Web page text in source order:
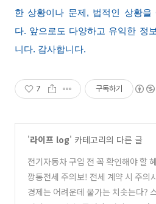
한 상황이나 문제, 법적인 상황을
다. 앞으로도 다양하고 유익한 정
니다. 감사합니다.
7 구독하기
'라이프 log' 카테고리의 다른 글
전기자동차 구입 전 꼭 확인해야 할
기
(0)
깡통전세 주의보! 전세 계약 시 주의
기
(0)
경제는 어려운데 물가는 치솟는다?